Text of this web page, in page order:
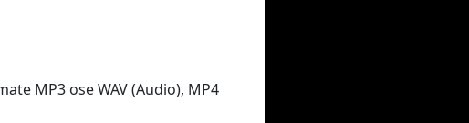
MP3 ose WAV (Audio), MP4